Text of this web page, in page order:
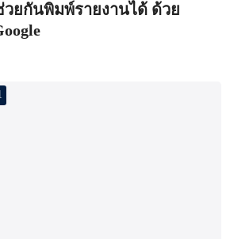
ยกันพิมพ์รายงานได้ ด้วย